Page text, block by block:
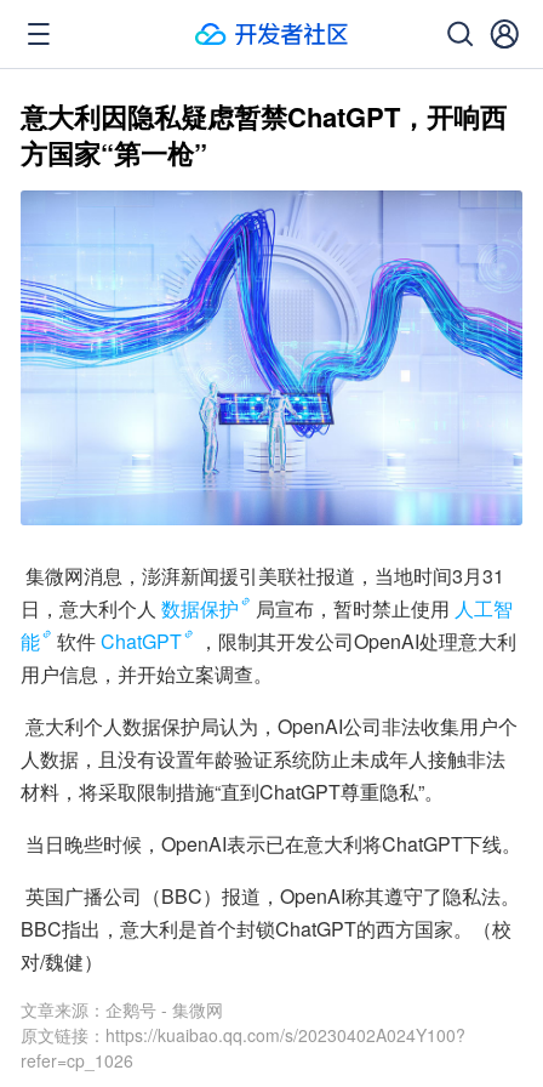
意大利因隐私疑虑暂禁ChatGPT，开响西
方国家“第一枪”
日，意大利个人 数据保护 局宣布，暂时禁止使用 人工智
能
软件ChatGPT
，限制其开发公司OpenAI处理意大利
用户信息，并开始立案调查。
人数据，且没有设置年龄验证系统防止未成年人接触非法
材料，将采取限制措施“直到ChatGPT尊重隐私”。
当日晚些时候，OpenAI表示已在意大利将ChatGPT下线。
BBC指出，意大利是首个封锁ChatGPT的西方国家。（校
对/魏健）
文章来源： 企鹅号 - 集微网
原文链接： https://kuaibao.qq.com/s/20230402A024Y100?
refer=cp_1026